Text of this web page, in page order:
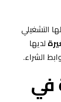
التشغيلي
لديها
الشراء.
في